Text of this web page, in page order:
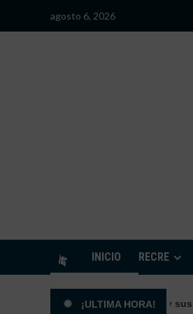
agosto 6, 2026
INICIO RECRE
¡ULTIMA HORA!
el calendario y sus rivales para